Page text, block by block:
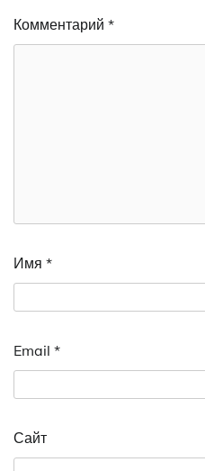
Комментарий *
Имя *
Email *
Сайт